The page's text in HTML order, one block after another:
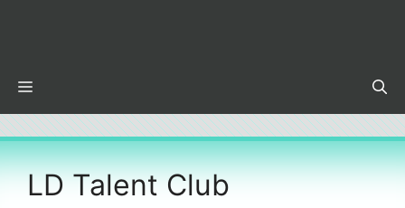
MENÜ
LD Talent Club